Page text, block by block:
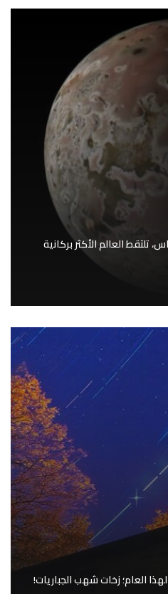
تلتقط العالم الأكثر بركانية
العام؛ زخات شهب الجباريات!